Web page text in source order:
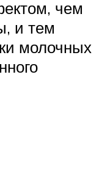
чем
и тем
молочных